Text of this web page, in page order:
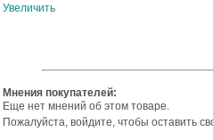
Увеличить
Мнения покупателей:
Еще нет мнений об этом товаре.
Пожалуйста, войдите, чтобы оставить